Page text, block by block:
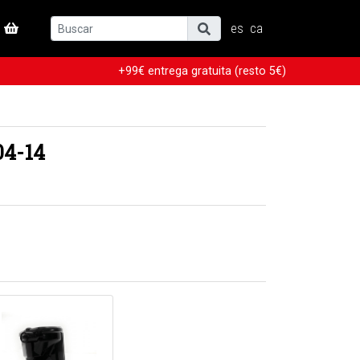
es ca
+99€ entrega gratuita (resto 5€)
14